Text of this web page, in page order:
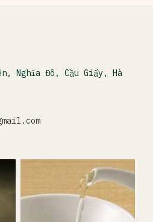
Nghĩa Đô, Cầu Giấy, Hà